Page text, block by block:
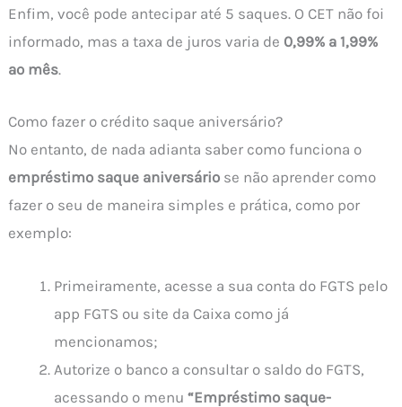
Enfim, você pode antecipar até 5 saques. O CET não foi
informado, mas a taxa de juros varia de 0,99% a 1,99%
ao mês.
Como fazer o crédito saque aniversário?
No entanto, de nada adianta saber como funciona o
empréstimo saque aniversário se não aprender como
fazer o seu de maneira simples e prática, como por
exemplo:
Primeiramente, acesse a sua conta do FGTS pelo
app FGTS ou site da Caixa como já
mencionamos;
Autorize o banco a consultar o saldo do FGTS,
acessando o menu“Empréstimo saque-